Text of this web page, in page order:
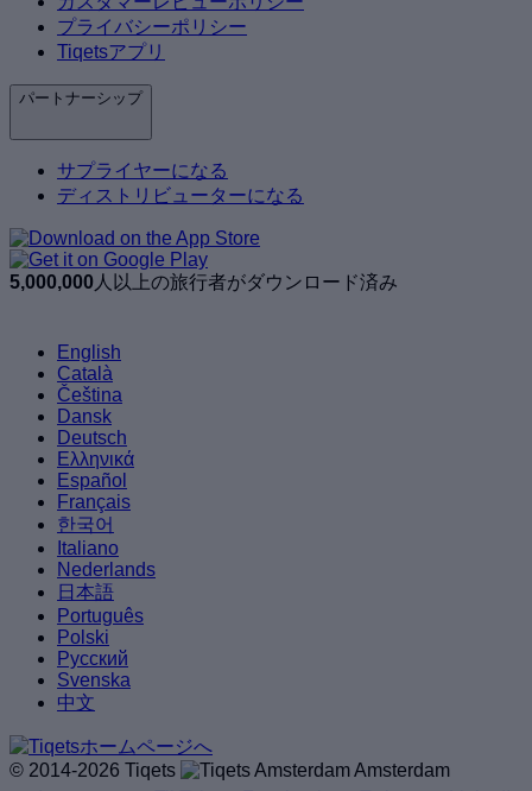
プライバシーポリシー
Tiqetsアプリ
パートナーシップ
サプライヤーになる
ディストリビューターになる
5,000,000 人以上の旅行者がダウンロード済み
English
Català
Čeština
Dansk
Deutsch
Ελληνικά
Español
Français
한국어
Italiano
Nederlands
日本語
Português
Polski
Русский
Svenska
中文
© 2014-2026 Tiqets
Amsterdam